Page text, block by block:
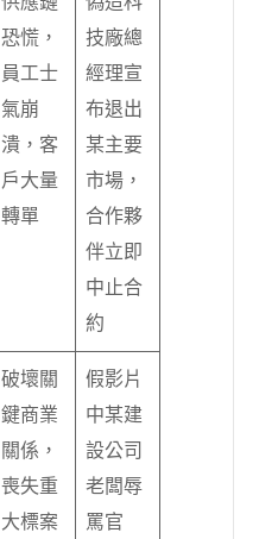
恐慌，
員工士
氣崩
潰，客
戶大量
轉單
技廠總
經理宣
布退出
某主要
市場，
合作夥
伴立即
中止合
約
破壞關
鍵商業
關係，
喪失重
大標案
假影片
中某建
設公司
老闆辱
罵官